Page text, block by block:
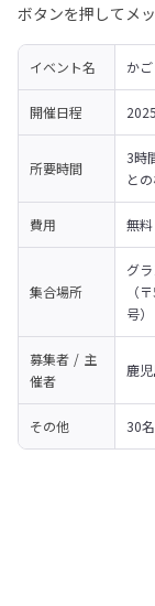
ボタンを押してメ
イベント名 か
開催日程
所要時間
3時
と
費用 無料
集合場所
グ
（
号）
募集者 / 主
催者
鹿
その他 30